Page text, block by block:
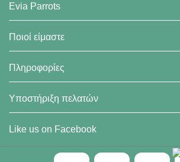
Evia Parrots
Ποιοί είμαστε
Πληροφορίες
Υποστήριξη πελατών
Like us on Facebook